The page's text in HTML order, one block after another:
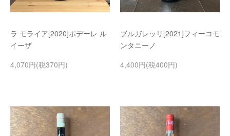
ラ モライア[2020]ポデーレ ル
イーザ
4,070円(税370円)
ブルガレッリ[2021]フィーコモ
ンタニーノ
4,400円(税400円)